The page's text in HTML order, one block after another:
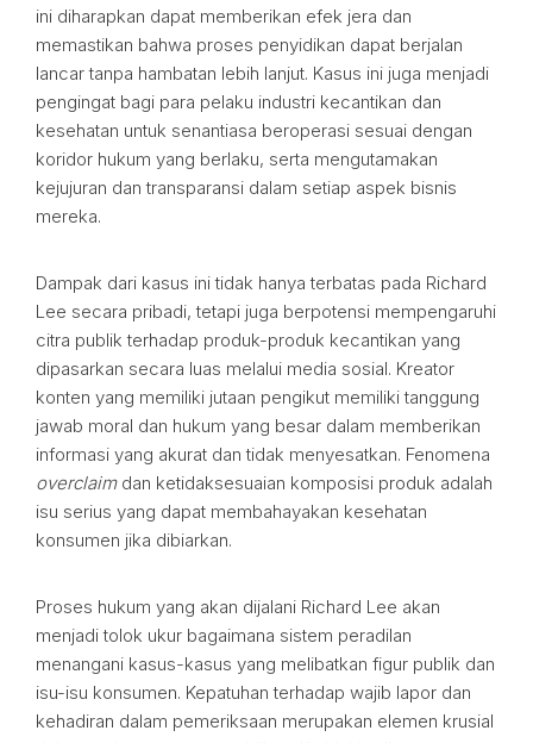
ini diharapkan dapat memberikan efek jera dan
memastikan bahwa proses penyidikan dapat berjalan
lancar tanpa hambatan lebih lanjut. Kasus ini juga menjadi
pengingat bagi para pelaku industri kecantikan dan
kesehatan untuk senantiasa beroperasi sesuai dengan
koridor hukum yang berlaku, serta mengutamakan
kejujuran dan transparansi dalam setiap aspek bisnis
mereka.
Dampak dari kasus ini tidak hanya terbatas pada Richard
Lee secara pribadi, tetapi juga berpotensi mempengaruhi
citra publik terhadap produk-produk kecantikan yang
dipasarkan secara luas melalui media sosial. Kreator
konten yang memiliki jutaan pengikut memiliki tanggung
jawab moral dan hukum yang besar dalam memberikan
informasi yang akurat dan tidak menyesatkan. Fenomena
overclaimdan ketidaksesuaian komposisi produk adalah
isu serius yang dapat membahayakan kesehatan
konsumen jika dibiarkan.
Proses hukum yang akan dijalani Richard Lee akan
menjadi tolok ukur bagaimana sistem peradilan
menangani kasus-kasus yang melibatkan figur publik dan
isu-isu konsumen. Kepatuhan terhadap wajib lapor dan
kehadiran dalam pemeriksaan merupakan elemen krusial